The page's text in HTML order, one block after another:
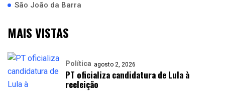
São João da Barra
MAIS VISTAS
Política agosto 2, 2026
PT oficializa candidatura de Lula à
reeleição